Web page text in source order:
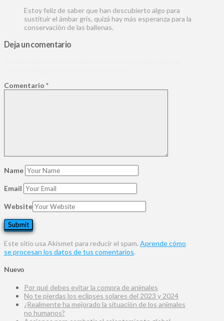
Estoy feliz de saber que han descubierto algo para
sustituir el ámbar gris, quizá hay más esperanza para la
conservación de las ballenas.
Deja un comentario
Comentario *
Name
Email
Website
Este sitio usa Akismet para reducir el spam. Aprende cómo
se procesan los datos de tus comentarios.
Nuevo
Por qué debes evitar la compra de animales
No te pierdas los eclipses solares del 2023 y 2024
¿Realmente ha mejorado la situación de los animales
no humanos?